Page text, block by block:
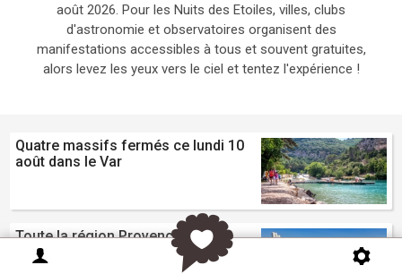
août 2026. Pour les Nuits des Etoiles, villes, clubs
d'astronomie et observatoires organisent des
manifestations accessibles à tous et souvent gratuites,
alors levez les yeux vers le ciel et tentez l'expérience !
Quatre massifs fermés ce lundi 10
août dans le Var
Toute la région Provence Alpes
Côte d'Azur bascule en vigilance
orange canicule ce lundi 10 août